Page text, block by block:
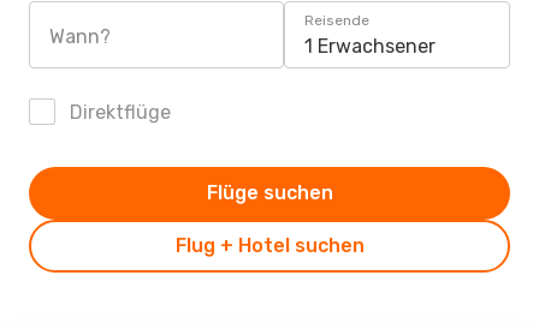
Wann?
Reisende
1 Erwachsener
Direktflüge
Flug + Hotel suchen
Flüge suchen